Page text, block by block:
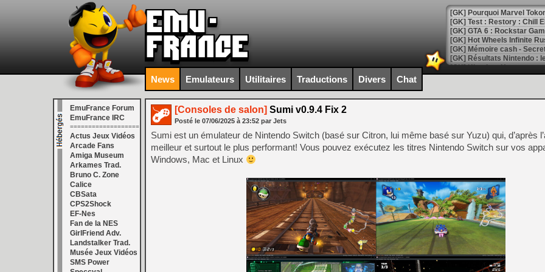
[GK] Pourquoi Marvel
[GK] Test : Restory : Chill
[GK] GTA 6 : Rockstar
[GK] Hot Wheels Infinite
[GK] Mémoire cash -
[GK] Résultats Nintendo :
[GK] Déjà des
[Mo5] Brickboy cherche à
[GK] Minecraft et ses «
[GK] Beast of
[GK] Ubisoft : fin de partie
[GK] Mémoire cash -
[GK] Dan Houser (GTA)
[GK] Comment EA Sports
[GK] Crimson Moon : un
[GK] Isle of Reveries : le
[GK] Moonlighter 2 : The
[GK] Capcom relance
[Mo5] Deux inédits du
[GK] Le beat'em up The
[GK] Endless Legend 2 :
News Emulateurs Utilitaires Traductions Divers Chat
EmuFrance Forum
EmuFrance IRC
===================
Actus Jeux Vidéos
Arcade Fans
Amiga Museum
Arkames Trad.
Bruno C. Zone
Calice
CBSata
CPS2Shock
EF-Nes
Fan de la NES
GirlFriend Adv.
Landstalker Trad.
Musée Jeux Vidéos
SMS Power
[Consoles de salon] Sumi v0.9.4 Fix 2
Posté le 07/06/2025 à 23:52 par Jets
Sumi est un émulateur de Nintendo Switch (basé sur Citron, lui même basé sur Yuzu) qui, d’après
meilleur et surtout le plus performant! Vous pouvez exécutez les titres Nintendo Switch sur vos
Windows, Mac et Linux